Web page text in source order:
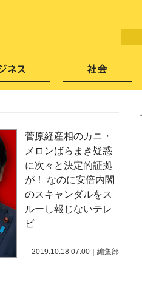
菅原経産相のカニ・
メロンばらまき疑惑
に次々と決定的証拠
が！ なのに安倍内閣
のスキャンダルをス
ルーし報じないテレ
ビ
2019.10.18 07:00 編集部
スキャンダル